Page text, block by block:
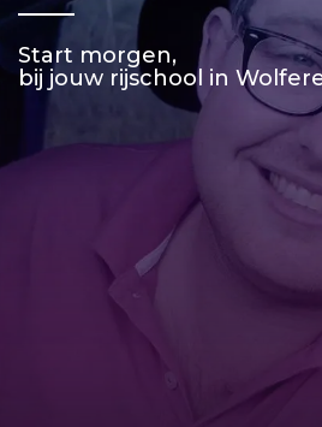
Start morgen,
bij jouw rijschool in